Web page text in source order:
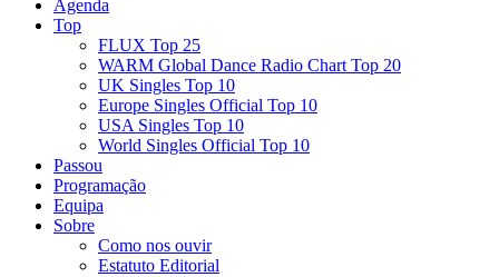
Agenda
Top
FLUX Top 25
WARM Global Dance Radio Chart Top 20
UK Singles Top 10
Europe Singles Official Top 10
USA Singles Top 10
World Singles Official Top 10
Passou
Programação
Equipa
Sobre
Como nos ouvir
Estatuto Editorial